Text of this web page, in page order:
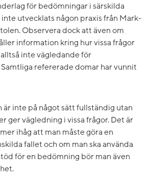
för bedömningar i särskilda
utvecklats någon praxis från Mark-
Observera dock att även om
information kring hur vissa frågor
inte vägledande för
refererade domar har vunnit
är inte på något sätt fullständig utan
ger vägledning i vissa frågor. Det är
ihåg att man måste göra en
fallet och om man ska använda
för en bedömning bör man även